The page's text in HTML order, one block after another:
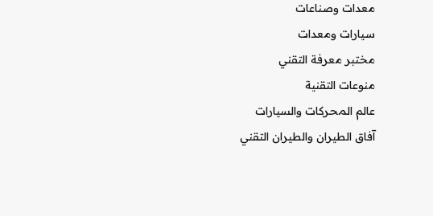
معدات وصناعات
سيارات ومعدات
مختبر معرفة التقني
منوعات التقنية
عالم المحركات والسيارات
آفاق الطيران والطيران التقني